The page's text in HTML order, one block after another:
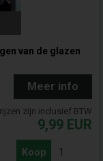
van de glazen
Meer info
zijn inclusief BTW
9,99 EUR
Koop